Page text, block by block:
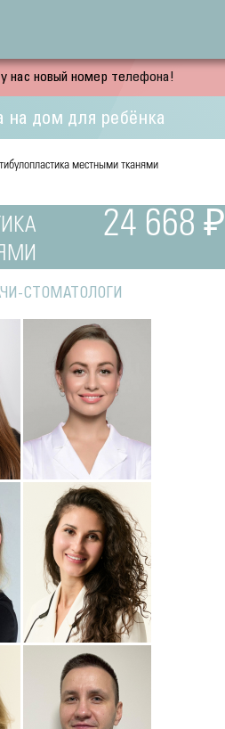
нас новый номер телефона!
на дом для ребёнка
местными тканями
24 668 ₽
СТОМАТОЛОГИ
Подробнее
о Наталья
Стоматолог-терапевт
Подробнее о
Прохорова
Анастасия
Стоматолог-терапевт